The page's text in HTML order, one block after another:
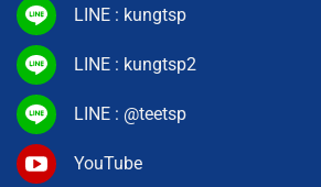
LINE : kungtsp
LINE : kungtsp2
LINE : @teetsp
YouTube